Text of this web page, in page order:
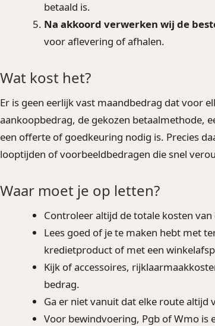
betaald is.
Na akkoord verwerken wij de
voor aflevering of afhalen.
Wat kost het?
Er is geen eerlijk vast maandbedrag dat voor
aankoopbedrag, de gekozen betaalmethode,
een offerte of goedkeuring nodig is. Precies
looptijden of voorbeeldbedragen die snel
Waar moet je op letten?
Controleer altijd de totale kosten
Lees goed of je te maken hebt met
kredietproduct of met een
Kijk of accessoires,
bedrag.
Ga er niet vanuit dat elke route altijd
Voor bewindvoering, Pgb of Wmo is